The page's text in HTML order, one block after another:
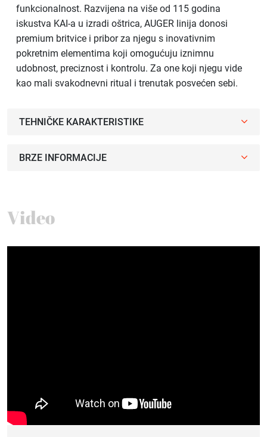
funkcionalnost. Razvijena na više od 115 godina
iskustva KAI-a u izradi oštrica, AUGER linija donosi
premium britvice i pribor za njegu s inovativnim
pokretnim elementima koji omogućuju iznimnu
udobnost, preciznost i kontrolu. Za one koji njegu vide
kao mali svakodnevni ritual i trenutak posvećen sebi.
TEHNIČKE KARAKTERISTIKE
BRZE INFORMACIJE
Video